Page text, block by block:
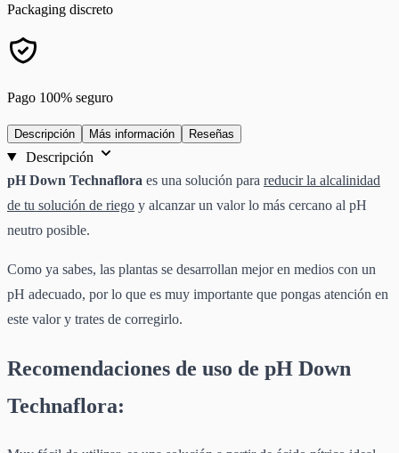
Packaging discreto
Pago 100% seguro
Descripción Más información Reseñas
Descripción
pH Down Technaflora es una solución para reducir la alcalinidad
de tu solución de riego y alcanzar un valor lo más cercano al pH
neutro posible.
Como ya sabes, las plantas se desarrollan mejor en medios con un
pH adecuado, por lo que es muy importante que pongas atención en
este valor y trates de corregirlo.
Recomendaciones de uso de pH Down
Technaflora: